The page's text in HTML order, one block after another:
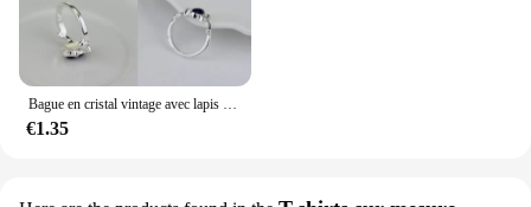
Bague en cristal vintage avec lapis bleu, matiques Vampire-Diaries classiques, Elena, Gilbert, lumière du jour, cadeaux de bijoux de films de mode
€1.35